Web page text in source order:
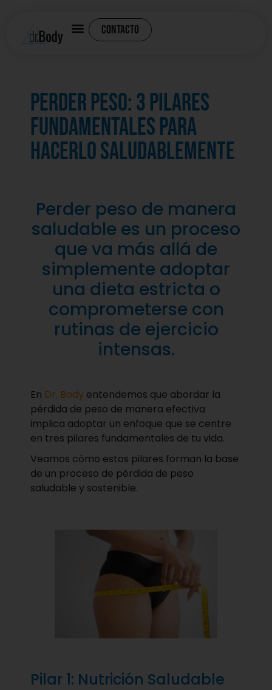
CONTACTO
Perder peso: 3 pilares
fundamentales para
hacerlo saludablemente
Perder peso de manera
saludable es un proceso
que va más allá de
simplemente adoptar
una dieta estricta o
comprometerse con
rutinas de ejercicio
intensas.
En Dr. Body entendemos que abordar la
pérdida de peso de manera efectiva
implica adoptar un enfoque que se centre
en tres pilares fundamentales de tu vida.
Veamos cómo estos pilares forman la base
de un proceso de pérdida de peso
saludable y sostenible.
Pilar 1: Nutrición Saludable